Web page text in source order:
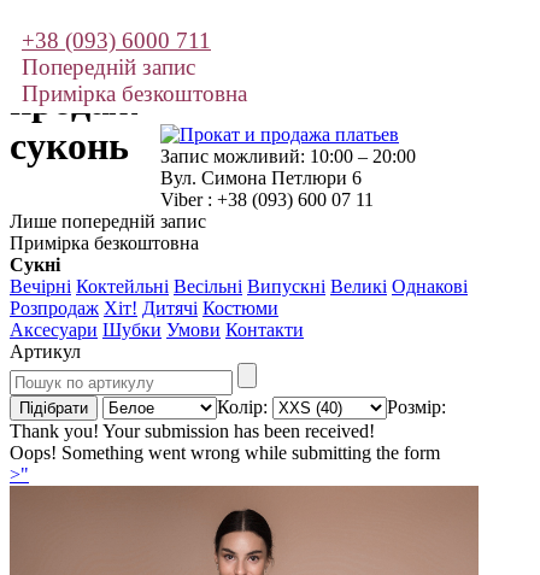
Прокат і
продаж
суконь
+38 (093) 6000 711
Попередній запис
Примірка безкоштовна
Запис можливий: 10:00 – 20:00
Вул. Симона Петлюри 6
Viber : +38 (093) 600 07 11
Лише попередній запис
Примірка безкоштовна
Сукні
Вечірні Коктейльні Весільні Випускні Великі Однакові
Розпродаж Хіт! Дитячі Костюми
Аксесуари Шубки Умови Контакти
Артикул
Колір:
Розмір:
Thank you! Your submission has been received!
Oops! Something went wrong while submitting the form
>"